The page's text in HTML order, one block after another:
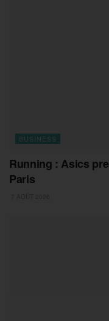
BUSINESS
Running : Asics
Paris